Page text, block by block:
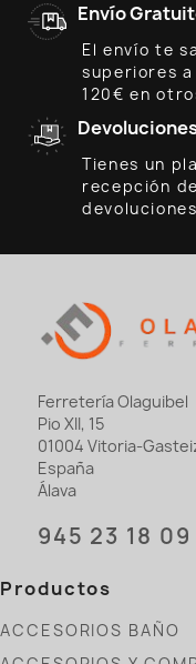
Envío
El envío te
superiores
120€ en
Tienes un
recepción
devoluciones
Ferretería Olaguibel
Pio XII, 15
01004 Vitoria-
España
Álava
945 23 18 09
Productos
ACCESORIOS BAÑO